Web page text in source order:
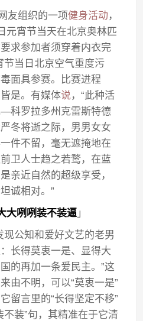
友组织的一项健身活动 ，
元宵节当天在北京奥林匹
求参加者须穿着内衣完
节当日北京空气重度污
面具参赛。比赛进程
是。有媒体说，“此种活
科罗拉多州克雷斯特德
冬将逝之际，男男女女
件不留，毫无遮掩地在
卫人士趋之若鹜，在蓝
亲近自然的超级享受，
诚相对。”
大咧咧装不装逼 」
现公知和爱好文艺的老男
长得莫衷一是、显得大
的再加一条爱民主。”这
由不明，可以“莫衷一是”
留言里的“长得坚定不移”
装”句，其精准在于它清